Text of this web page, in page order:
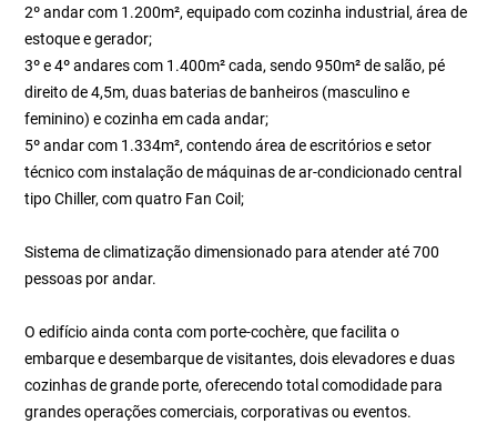
2º andar com 1.200m², equipado com cozinha industrial, área de
estoque e gerador;
3º e 4º andares com 1.400m² cada, sendo 950m² de salão, pé
direito de 4,5m, duas baterias de banheiros (masculino e
feminino) e cozinha em cada andar;
5º andar com 1.334m², contendo área de escritórios e setor
técnico com instalação de máquinas de ar-condicionado central
tipo Chiller, com quatro Fan Coil;
Sistema de climatização dimensionado para atender até 700
pessoas por andar.
O edifício ainda conta com porte-cochère, que facilita o
embarque e desembarque de visitantes, dois elevadores e duas
cozinhas de grande porte, oferecendo total comodidade para
grandes operações comerciais, corporativas ou eventos.